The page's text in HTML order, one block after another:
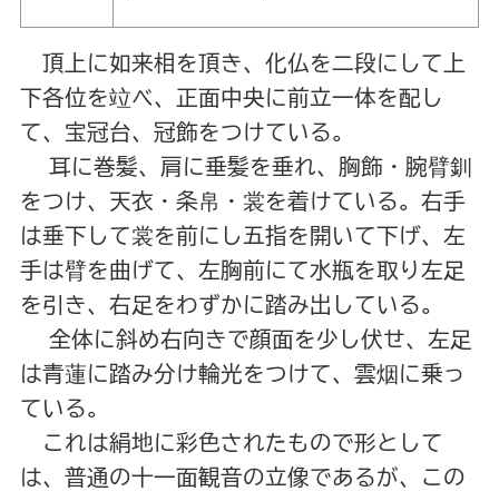
頂上に如来相を頂き、化仏を二段にして上
下各位を竝べ、正面中央に前立一体を配し
て、宝冠台、冠飾をつけている。
耳に巻髪、肩に垂髪を垂れ、胸飾・腕臂釧
をつけ、天衣・条帛・裳を着けている。右手
は垂下して裳を前にし五指を開いて下げ、左
手は臂を曲げて、左胸前にて水瓶を取り左足
を引き、右足をわずかに踏み出している。
全体に斜め右向きで顔面を少し伏せ、左足
は青蓮に踏み分け輪光をつけて、雲烟に乗っ
ている。
これは絹地に彩色されたもので形として
は、普通の十一面観音の立像であるが、この